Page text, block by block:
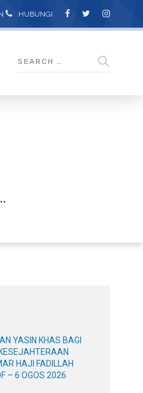
HUBUNGI
YASIN KHAS BAGI
HAJI FADILLAH
– 6 OGOS 2026